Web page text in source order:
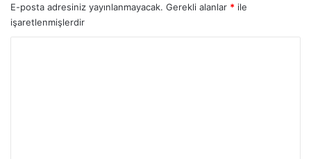
E-posta adresiniz yayınlanmayacak. Gerekli alanlar * ile
işaretlenmişlerdir